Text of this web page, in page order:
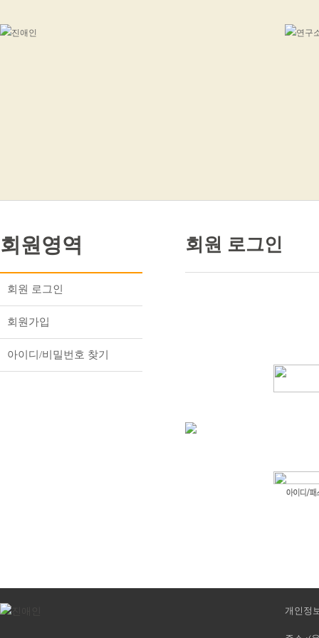
회원영역
회원 로그인
회원가입
아이디/비밀번호 찾기
회원 로그인
개인정